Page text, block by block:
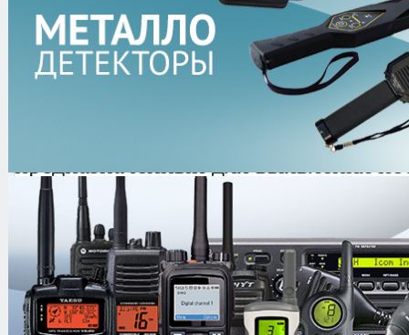
0.0/5оценка (0 голосов)
Анализатор
подключения к внутриофисным
путём проведения периодических
параметров линии и последующим
полученных результатов с